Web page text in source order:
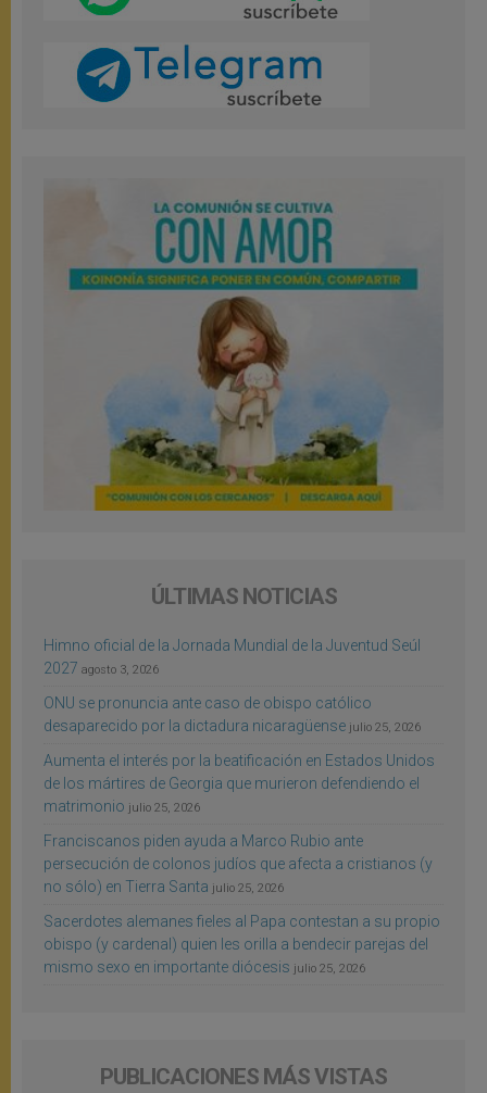
ÚLTIMAS NOTICIAS
Himno oficial de la Jornada Mundial de la Juventud Seúl
2027 agosto 3, 2026
ONU se pronuncia ante caso de obispo católico
desaparecido por la dictadura nicaragüense julio 25, 2026
Aumenta el interés por la beatificación en Estados Unidos
de los mártires de Georgia que murieron defendiendo el
matrimonio julio 25, 2026
Franciscanos piden ayuda a Marco Rubio ante
persecución de colonos judíos que afecta a cristianos (y
no sólo) en Tierra Santa julio 25, 2026
Sacerdotes alemanes fieles al Papa contestan a su propio
obispo (y cardenal) quien les orilla a bendecir parejas del
mismo sexo en importante diócesis julio 25, 2026
PUBLICACIONES MÁS VISTAS